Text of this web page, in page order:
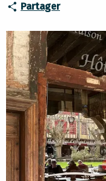
Partager